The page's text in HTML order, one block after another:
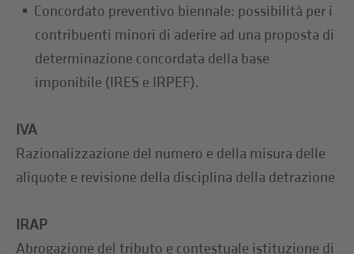
Concordato preventivo biennale: possibilità per i
contribuenti minori di aderire ad una proposta di
determinazione concordata della base
imponibile (IRES e IRPEF).
IVA
Razionalizzazione del numero e della misura delle
aliquote e revisione della disciplina della detrazione
IRAP
Abrogazione del tributo e contestuale istituzione di